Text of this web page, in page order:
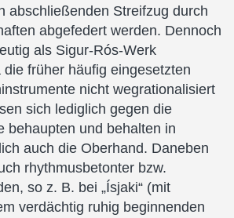
abschließenden Streifzug durch
abgefedert werden. Dennoch
als Sigur-Rós-Werk
die früher häufig eingesetzten
nicht wegrationalisiert
sich lediglich gegen die
behaupten und behalten in
auch die Oberhand. Daneben
rhythmusbetonter bzw.
so z. B. bei „Ísjaki“ (mit
verdächtig ruhig beginnenden